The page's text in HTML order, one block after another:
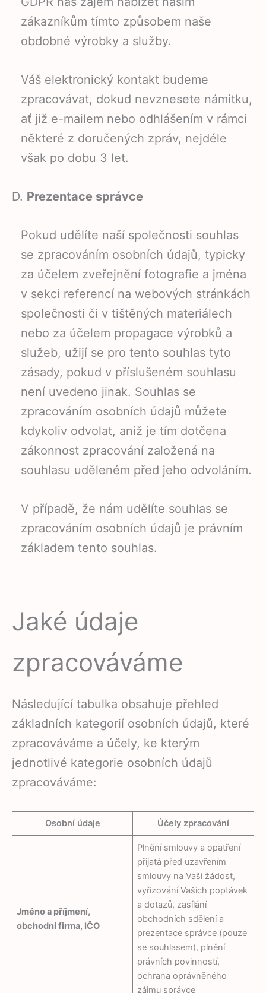
zákazníkům tímto způsobem naše
obdobné výrobky a služby.
Váš elektronický kontakt budeme
zpracovávat, dokud nevznesete námitku,
ať již e-mailem nebo odhlášením v rámci
některé z doručených zpráv, nejdéle
však po dobu 3 let.
D. Prezentace správce
Pokud udělíte naší společnosti souhlas
se zpracováním osobních údajů, typicky
za účelem zveřejnění fotografie a jména
v sekci referencí na webových stránkách
společnosti či v tištěných materiálech
nebo za účelem propagace výrobků a
služeb, užijí se pro tento souhlas tyto
zásady, pokud v příslušeném souhlasu
není uvedeno jinak. Souhlas se
zpracováním osobních údajů můžete
kdykoliv odvolat, aniž je tím dotčena
zákonnost zpracování založená na
souhlasu uděleném před jeho odvoláním.
V případě, že nám udělíte souhlas se
zpracováním osobních údajů je právním
základem tento souhlas.
Jaké údaje
zpracováváme
Následující tabulka obsahuje přehled
základních kategorií osobních údajů, které
zpracováváme a účely, ke kterým
jednotlivé kategorie osobních údajů
zpracováváme:
Osobní údaje Účely zpracování
Jméno a příjmení,
obchodní firma, IČO
Plnění smlouvy a opatření
přijatá před uzavřením
smlouvy na Vaši žádost,
vyřizování Vašich poptávek
a dotazů, zasílání
obchodních sdělení a
prezentace správce (pouze
se souhlasem), plnění
právních povinností,
ochrana oprávněného
zájmu správce